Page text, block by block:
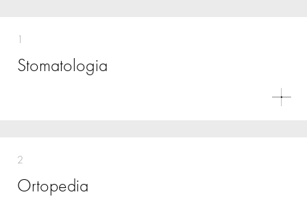
1
Stomatologia
2
Ortopedia